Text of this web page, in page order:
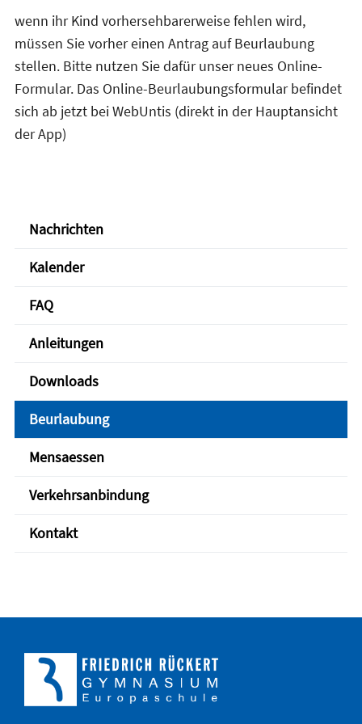
wenn ihr Kind vorhersehbarerweise fehlen wird,
müssen Sie vorher einen Antrag auf Beurlaubung
stellen. Bitte nutzen Sie dafür unser neues Online-
Formular. Das Online-Beurlaubungsformular befindet
sich ab jetzt bei WebUntis (direkt in der Hauptansicht
der App)
Nachrichten
Kalender
FAQ
Anleitungen
Downloads
Beurlaubung
Mensaessen
Verkehrsanbindung
Kontakt